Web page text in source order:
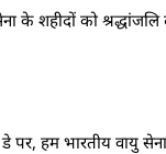
के शहीदों को
पर, हम भारतीय वायु